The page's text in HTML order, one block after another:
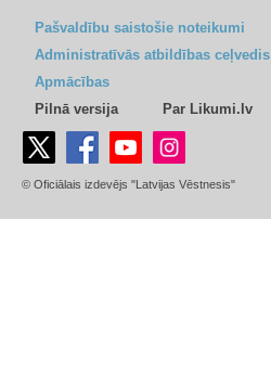
Pašvaldību saistošie noteikumi
Administratīvās atbildības ceļvedis
Apmācības
Pilnā versija
Par Likumi.lv
© Oficiālais izdevējs "Latvijas Vēstnesis"